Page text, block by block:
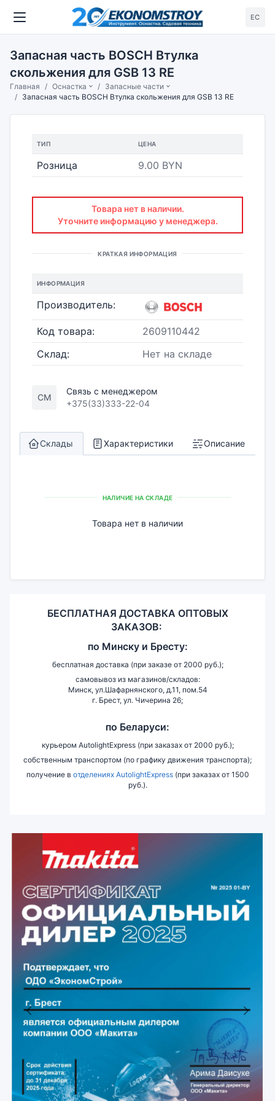
ЕС
Запасная часть BOSCH Втулка
скольжения для GSB 13 RE
Главная Оснастка
Запасные части
Запасная часть BOSCH Втулка скольжения для GSB 13 RE
ТИП ЦЕНА
Розница 9.00 BYN
Товара нет в наличии.
Уточните информацию у менеджера.
КРАТКАЯ ИНФОРМАЦИЯ
ИНФОРМАЦИЯ
Производитель:
Код товара:
2609110442
Склад:
Нет на складе
СМ
Связь с менеджером
+375(33)333-22-04
Склады Характеристики Описание
НАЛИЧИЕ НА СКЛАДЕ
Товара нет в наличии
БЕСПЛАТНАЯ ДОСТАВКА ОПТОВЫХ
ЗАКАЗОВ:
по Минску и Бресту:
бесплатная доставка (при заказе от 2000 руб.);
самовывоз из магазинов/складов:
Минск, ул.Шафарнянского, д.11, пом.54
г. Брест, ул. Чичерина 26;
по Беларуси:
курьером AutolightExpress (при заказах от 2000 руб.);
собственным транспортом (по графику движения транспорта);
получение в отделениях AutolightExpress(при заказах от 1500
руб.).
Previous Next